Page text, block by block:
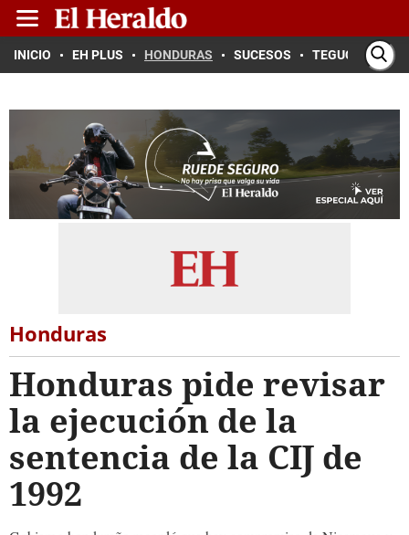
INICIO EH PLUS HONDURAS SUCESOS TEGUCIGALPA
Honduras
Honduras pide revisar
la ejecución de la
sentencia de la CIJ de
1992